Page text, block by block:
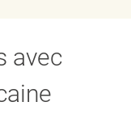
avec